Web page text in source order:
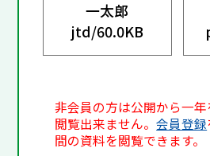
一太郎
jtd/60.0KB
非会員の方は公開から一
閲覧出来ません。会員登録
間の資料を閲覧できます。